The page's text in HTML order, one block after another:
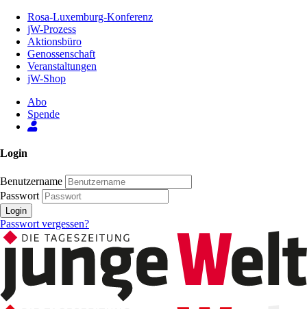
Inhalt
Seite
Rosa-Luxemburg-Konferenz
jW-Prozess
Aktionsbüro
Genossenschaft
Veranstaltungen
jW-Shop
Abo
Spende
Login
Benutzername
Passwort
Login
Passwort vergessen?